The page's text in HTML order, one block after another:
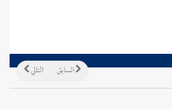
التالي السابق